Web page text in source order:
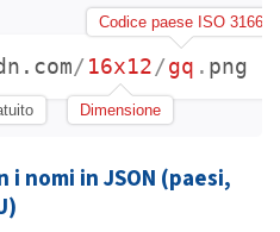
/16x12
Dimensione
/gq
Codice paese ISO 3166
. png
i nomi in JSON (paesi,